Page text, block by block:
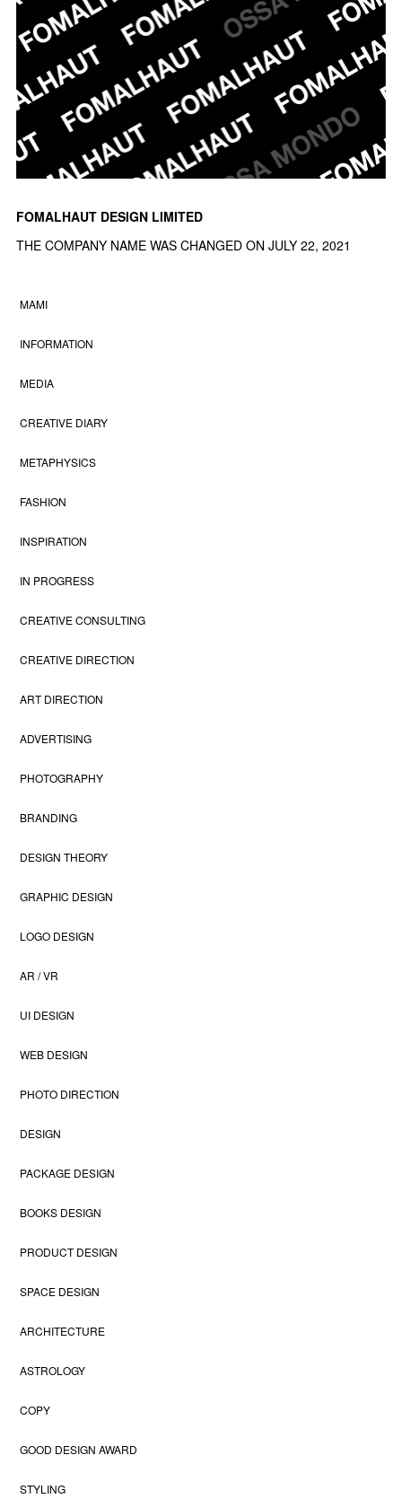
FOMALHAUT DESIGN LIMITED
THE COMPANY NAME WAS CHANGED ON JULY 22, 2021
MAMI
INFORMATION
MEDIA
CREATIVE DIARY
METAPHYSICS
FASHION
INSPIRATION
IN PROGRESS
CREATIVE CONSULTING
CREATIVE DIRECTION
ART DIRECTION
ADVERTISING
PHOTOGRAPHY
BRANDING
DESIGN THEORY
GRAPHIC DESIGN
LOGO DESIGN
AR / VR
UI DESIGN
WEB DESIGN
PHOTO DIRECTION
DESIGN
PACKAGE DESIGN
BOOKS DESIGN
PRODUCT DESIGN
SPACE DESIGN
ARCHITECTURE
ASTROLOGY
COPY
GOOD DESIGN AWARD
STYLING